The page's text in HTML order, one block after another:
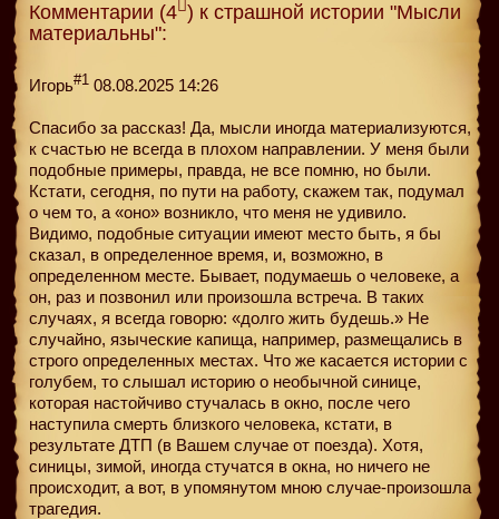
Комментарии (4 ) к страшной истории "Мысли
материальны":
Игорь#1 08.08.2025 14:26
Спасибо за рассказ! Да, мысли иногда материализуются,
к счастью не всегда в плохом направлении. У меня были
подобные примеры, правда, не все помню, но были.
Кстати, сегодня, по пути на работу, скажем так, подумал
о чем то, а «оно» возникло, что меня не удивило.
Видимо, подобные ситуации имеют место быть, я бы
сказал, в определенное время, и, возможно, в
определенном месте. Бывает, подумаешь о человеке, а
он, раз и позвонил или произошла встреча. В таких
случаях, я всегда говорю: «долго жить будешь.» Не
случайно, языческие капища, например, размещались в
строго определенных местах. Что же касается истории с
голубем, то слышал историю о необычной синице,
которая настойчиво стучалась в окно, после чего
наступила смерть близкого человека, кстати, в
результате ДТП (в Вашем случае от поезда). Хотя,
синицы, зимой, иногда стучатся в окна, но ничего не
происходит, а вот, в упомянутом мною случае-произошла
трагедия.